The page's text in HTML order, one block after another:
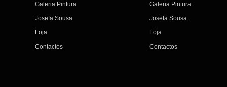
Galeria Pintura
Josefa Sousa
Loja
Contactos
Galeria Pintura
Josefa Sousa
Loja
Contactos